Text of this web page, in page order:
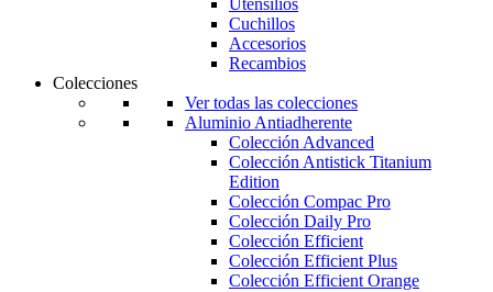
Utensilios
Cuchillos
Accesorios
Recambios
Colecciones
Ver todas las colecciones
Aluminio Antiadherente
Colección Advanced
Colección Antistick Titanium
Edition
Colección Compac Pro
Colección Daily Pro
Colección Efficient
Colección Efficient Plus
Colección Efficient Orange